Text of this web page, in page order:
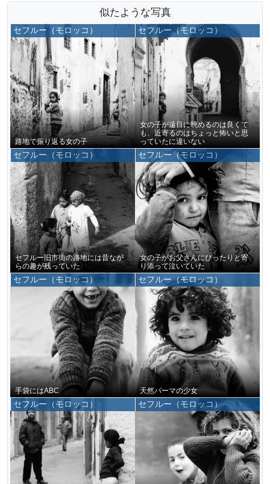
似たような写真
セフルー（モロッコ）
路地で振り返る女の子
セフルー（モロッコ）
女の子が遠目に眺めるのは良くて
も、近寄るのはちょっと怖いと思
っていたに違いない
セフルー（モロッコ）
セフルー旧市街の路地には昔なが
らの趣が残っていた
セフルー（モロッコ）
女の子がお父さんにぴったりと寄
り添って泣いていた
セフルー（モロッコ）
手袋にはABC
セフルー（モロッコ）
天然パーマの少女
セフルー（モロッコ） セフルー（モロッコ）